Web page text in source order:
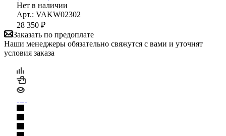
Нет в наличии
Арт.: VAKW02302
28 350 ₽
Заказать по предоплате
Наши менеджеры обязательно свяжутся с вами и уточнят
условия заказа